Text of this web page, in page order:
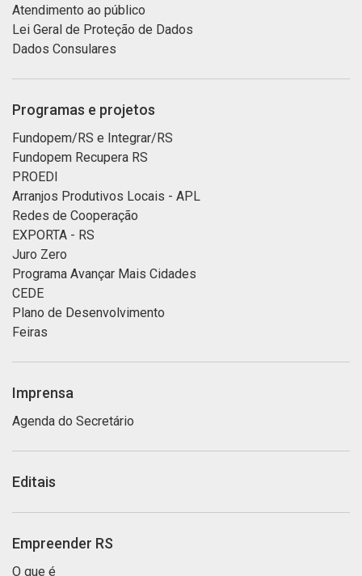
Atendimento ao público
Lei Geral de Proteção de Dados
Dados Consulares
Programas e projetos
Fundopem/RS e Integrar/RS
Fundopem Recupera RS
PROEDI
Arranjos Produtivos Locais - APL
Redes de Cooperação
EXPORTA - RS
Juro Zero
Programa Avançar Mais Cidades
CEDE
Plano de Desenvolvimento
Feiras
Imprensa
Agenda do Secretário
Editais
Empreender RS
O que é